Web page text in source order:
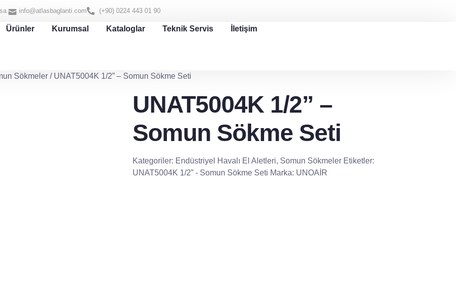
info@atlasbaglanti.com (+90) 0224 443 01 90
Ürünler Kurumsal Kataloglar Teknik Servis İletişim
Sökmeler / UNAT5004K 1/2” – Somun Sökme Seti
UNAT5004K 1/2” –
Somun Sökme Seti
Kategoriler: Endüstriyel Havalı El Aletleri, Somun Sökmeler Etiketler:
UNAT5004K 1/2” - Somun Sökme Seti Marka: UNOAİR